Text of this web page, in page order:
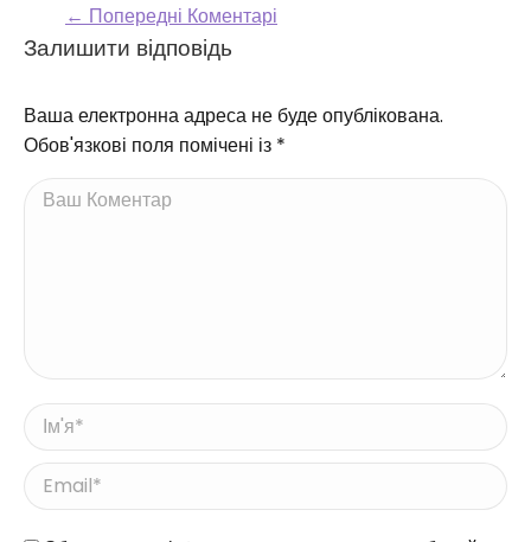
Comment navigation
← Попередні Коментарі
Залишити відповідь
Ваша електронна адреса не буде опублікована.
Обов'язкові поля помічені із *
Ваш Коментар
Ім'я *
Email *
Веб-сайт